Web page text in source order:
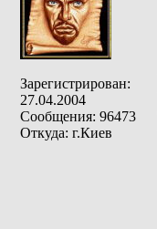
Зарегистрирован:
27.04.2004
Сообщения: 96473
Откуда: г.Киев